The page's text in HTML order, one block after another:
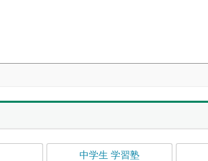
中学生 学習塾